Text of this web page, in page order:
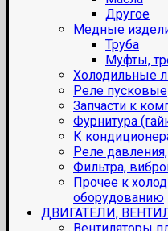
Другое
Медные
Труба
Муфты,
Холодильные
Реле пусковые
Запчасти к
Фурнитура
К
Реле
Фильтра,
Прочее к
оборудованию
ДВИГАТЕЛИ,